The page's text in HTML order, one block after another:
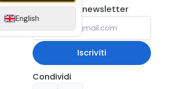
Iscriviti alla newsletter
Iscriviti
Condividi
English